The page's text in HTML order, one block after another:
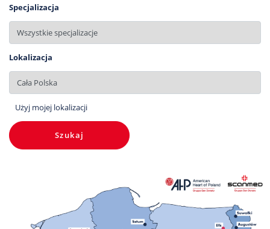
Specjalizacja
Lokalizacja
Użyj mojej lokalizacji
Szukaj